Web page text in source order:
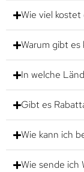
Wie viel kostet
Warum gibt es
In welche
Gibt es
Wie kann ich
Wie sende ich